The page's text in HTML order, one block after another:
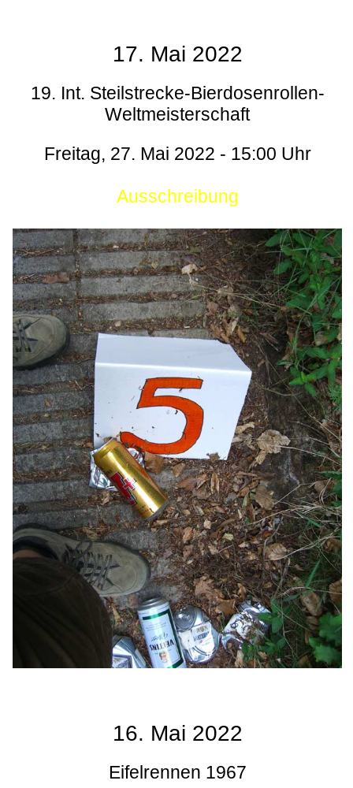
17. Mai 2022
19. Int. Steilstrecke-Bierdosenrollen-
Weltmeisterschaft
Freitag, 27. Mai 2022 - 15:00 Uhr
Ausschreibung
16. Mai 2022
Eifelrennen 1967